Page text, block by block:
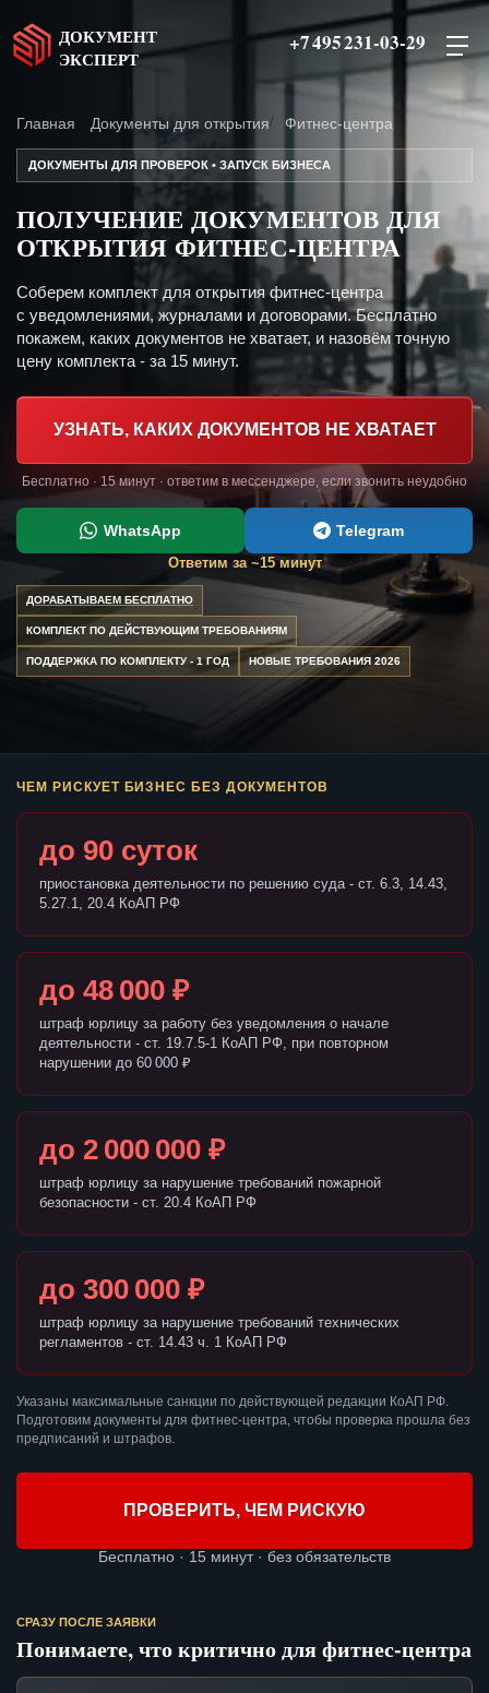
ДОКУМЕНТ
ЭКСПЕРТ
+7 495 231-03-29
Главная Документы для открытия Фитнес-центра
ДОКУМЕНТЫ ДЛЯ ПРОВЕРОК • ЗАПУСК БИЗНЕСА
ПОЛУЧЕНИЕ ДОКУМЕНТОВ ДЛЯ
ОТКРЫТИЯ ФИТНЕС-ЦЕНТРА
Соберем комплект для открытия фитнес-центра
с уведомлениями, журналами и договорами. Бесплатно
покажем, каких документов не хватает, и назовём точную
цену комплекта - за 15 минут.
УЗНАТЬ, КАКИХ ДОКУМЕНТОВ НЕ ХВАТАЕТ
Бесплатно · 15 минут · ответим в мессенджере, если звонить неудобно
WhatsApp Telegram
Ответим за ~15 минут
ДОРАБАТЫВАЕМ БЕСПЛАТНО
КОМПЛЕКТ ПО ДЕЙСТВУЮЩИМ ТРЕБОВАНИЯМ
ПОДДЕРЖКА ПО КОМПЛЕКТУ - 1 ГОД НОВЫЕ ТРЕБОВАНИЯ 2026
ЧЕМ РИСКУЕТ БИЗНЕС БЕЗ ДОКУМЕНТОВ
до 90 суток
приостановка деятельности по решению суда - ст. 6.3, 14.43,
5.27.1, 20.4 КоАП РФ
до 48 000 ₽
штраф юрлицу за работу без уведомления о начале
деятельности - ст. 19.7.5-1 КоАП РФ, при повторном
нарушении до 60 000 ₽
до 2 000 000 ₽
штраф юрлицу за нарушение требований пожарной
безопасности - ст. 20.4 КоАП РФ
до 300 000 ₽
штраф юрлицу за нарушение требований технических
регламентов - ст. 14.43 ч. 1 КоАП РФ
Указаны максимальные санкции по действующей редакции КоАП РФ.
Подготовим документы для фитнес-центра, чтобы проверка прошла без
предписаний и штрафов.
ПРОВЕРИТЬ, ЧЕМ РИСКУЮ
Бесплатно · 15 минут · без обязательств
СРАЗУ ПОСЛЕ ЗАЯВКИ
Понимаете, что критично для фитнес-центра